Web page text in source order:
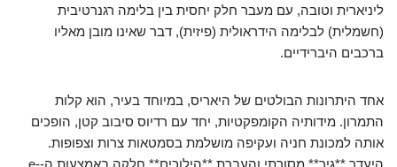
ליניארית וטובה, עם מעבר חלק יחסית בין בלימה רגנרטיבית
(חשמלית) לבלימה הידראולית (פיזית), דבר שאינו מובן מאליו
ברכבים היברידיים.
אחד היתרונות הבולטים של היאריס, במיוחד בעיר, הוא קלות
התמרון. מידותיה הקומפקטיות, יחד עם רדיוס סיבוב קטן, הופכים
אותה למכונת חניה ועקיפה מושלמת בסמטאות צרות וצפופות.
היעדר **גיר** מסורתי והעברת **הילוכים** חלקה באמצעות ה-e-